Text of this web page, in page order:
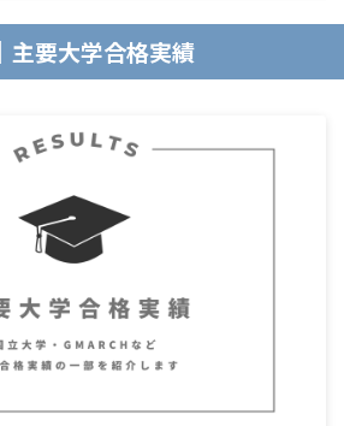
主要大学合格実績